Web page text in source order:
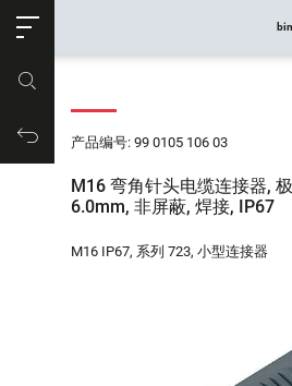
购物车产品编号: 99 0105 106 03
M16 弯角针头电缆连接器,
6.0mm, 非屏蔽, 焊接, IP67
M16 IP67, 系列 723, 小型连接器